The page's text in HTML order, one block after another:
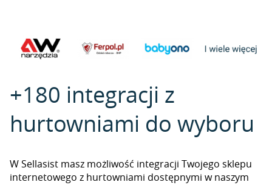
+180 integracji z
hurtowniami do wyboru
W Sellasist masz możliwość integracji Twojego sklepu
internetowego z hurtowniami dostępnymi w naszym